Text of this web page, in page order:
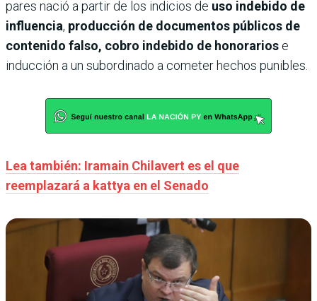
pares nació a partir de los indicios de uso indebido de
influencia, producción de documentos públicos de
contenido falso, cobro indebido de honorarios e
inducción a un subordinado a cometer hechos punibles.
Lea también: Iramain Chilavert es el que
reemplazará a kattya en el Senado